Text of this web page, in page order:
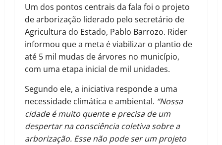
Um dos pontos centrais da fala foi o projeto
de arborização liderado pelo secretário de
Agricultura do Estado, Pablo Barrozo. Rider
informou que a meta é viabilizar o plantio de
até 5 mil mudas de árvores no município,
com uma etapa inicial de mil unidades.
Segundo ele, a iniciativa responde a uma
necessidade climática e ambiental. “Nossa
cidade é muito quente e precisa de um
despertar na consciência coletiva sobre a
arborização. Esse não pode ser um projeto